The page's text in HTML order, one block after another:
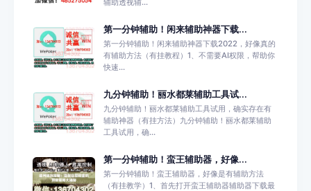
第一分钟辅助！闲来辅助神器下载...
第一分钟辅助！闲来辅助神器下载2022，好像真的
有辅助方法（有挂教程）1、不需要AI权限，帮助你
快速...
九分钟辅助！丽水都莱辅助工具试...
九分钟辅助！丽水都莱辅助工具试用，确实存在有
辅助神器（有挂方法）九分钟辅助！丽水都莱辅助
工具试用，确...
第一分钟辅助！蛮王辅助器，好像...
第一分钟辅助！蛮王辅助器，好像是有辅助方法
（有挂教学）1、首先打开蛮王辅助器辅助器下载最